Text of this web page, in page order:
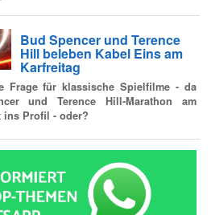
Bud Spencer und Terence
Hill beleben Kabel Eins am
Karfreitag
Frage für klassische Spielfilme - da
und Terence Hill-Marathon am
ins Profil - oder?